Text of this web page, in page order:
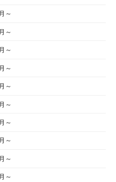
～
～
～
～
～
～
～
～
～
～